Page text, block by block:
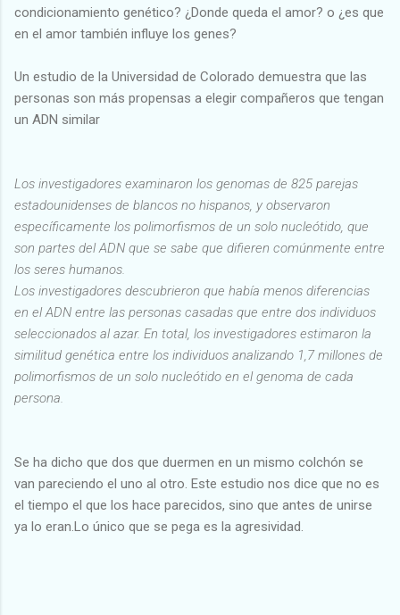
condicionamiento genético? ¿Donde queda el amor? o ¿es que
en el amor también influye los genes?
Un estudio de la Universidad de Colorado demuestra que las
personas son más propensas a elegir compañeros que tengan
un ADN similar
Los investigadores examinaron los genomas de 825 parejas
estadounidenses de blancos no hispanos, y observaron
específicamente los polimorfismos de un solo nucleótido, que
son partes del ADN que se sabe que difieren comúnmente entre
los seres humanos.
Los investigadores descubrieron que había menos diferencias
en el ADN entre las personas casadas que entre dos individuos
seleccionados al azar. En total, los investigadores estimaron la
similitud genética entre los individuos analizando 1,7 millones de
polimorfismos de un solo nucleótido en el genoma de cada
persona.
Se ha dicho que dos que duermen en un mismo colchón se
van pareciendo el uno al otro. Este estudio nos dice que no es
el tiempo el que los hace parecidos, sino que antes de unirse
ya lo eran.Lo único que se pega es la agresividad.